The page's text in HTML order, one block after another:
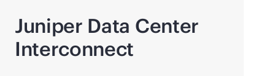
Juniper Data Center
Interconnect